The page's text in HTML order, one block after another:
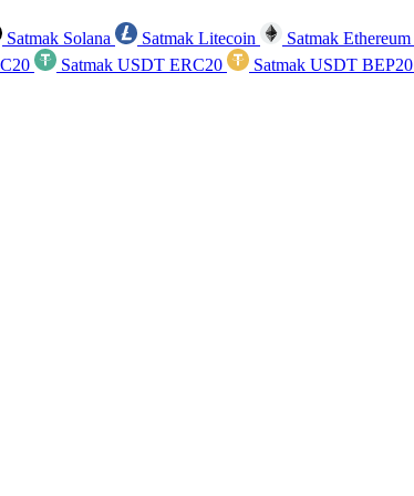
Satmak Solana Satmak Litecoin Satmak Ethereum
Satmak USDT ERC20 Satmak USDT BEP20